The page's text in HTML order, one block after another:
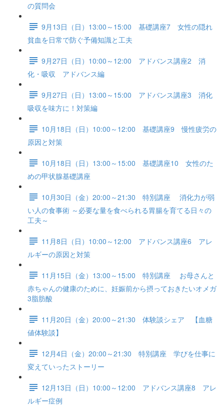
の質問会
9月13日（日）13:00～15:00 基礎講座7 女性の隠れ
貧血を日常で防ぐ予備知識と工夫
9月27日（日）10:00～12:00 アドバンス講座2 消
化・吸収 アドバンス編
9月27日（日）13:00～15:00 アドバンス講座3 消化
吸収を味方に！対策編
10月18日（日）10:00～12:00 基礎講座9 慢性疲労の
原因と対策
10月18日（日）13:00～15:00 基礎講座10 女性のた
めの甲状腺基礎講座
10月30日（金）20:00～21:30 特別講座 消化力が弱
い人の食事術 ～必要な量を食べられる胃腸を育てる日々の
工夫～
11月8日（日）10:00～12:00 アドバンス講座6 アレ
ルギーの原因と対策
11月15日（金）13:00～15:00 特別講座 お母さんと
赤ちゃんの健康のために、妊娠前から摂っておきたいオメガ
3脂肪酸
11月20日（金）20:00～21:30 体験談シェア 【血糖
値体験談】
12月4日（金）20:00～21:30 特別講座 学びを仕事に
変えていったストーリー
12月13日（日）10:00～12:00 アドバンス講座8 アレ
ルギー症例